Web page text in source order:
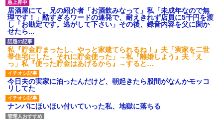
故私が怒鳴られなきゃいけなかったのだ
【修羅場】彼女親「カスな家柄のヤツなんかと家族になるのはご
めんだ」俺「じゃあ別れます…」→ 彼女「なんで言い返してくれ
なかったの？（泣」
嫁に不倫されたから嫁と不倫相手に1000万の慰謝料請求した
小学生の息子が急に様子がおかしくなった。私「理由を聞いても
『わかんない！』って怒鳴り付けてくるし、困っってる」旦那
「話してみるよ」→ 後日・・・
居酒屋にて。兄の紹介者「お酒飲みなって」私「未成年なので無
理です！」酷すぎるワードの連発で、耐えきれず店員に5千円を渡
し「お勘定です。逃がして下さい」その後、録音内容を父に聞か
せたら...
私『貯金貯まったし、やっと家建てられるね！』夫「実家を二世
帯住宅にした。それに貯金使った」→私『離婚しよう』夫「え
っ」私『使った貯金はあげるから』→すると…
今日夫の実家に泊ったんだけど、朝起きたら股間がなんかモッコ
リしてた
ナンパにほいほい付いていった私、地獄に落ちる